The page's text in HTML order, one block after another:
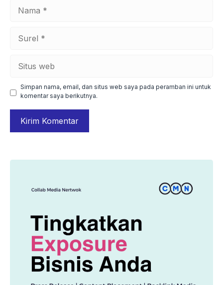
web
Simpan nama, email, dan situs web saya pada peramban ini untuk
komentar saya berikutnya.